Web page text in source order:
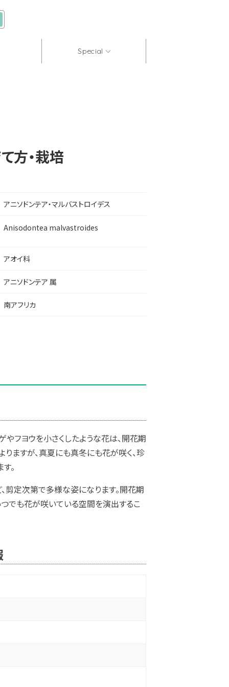
Special
方・栽培
アニソドンテア・マルバストロイデス
Anisodontea malvastroides
アオイ科
アニソドンテア 属
南アフリカ
やフヨウを小さくしたような花は、開花期
ますが、真夏にも真冬にも花が咲く、珍
。
剪定次第で多様な姿になります。開花期
でも花が咲いている空間を演出するこ